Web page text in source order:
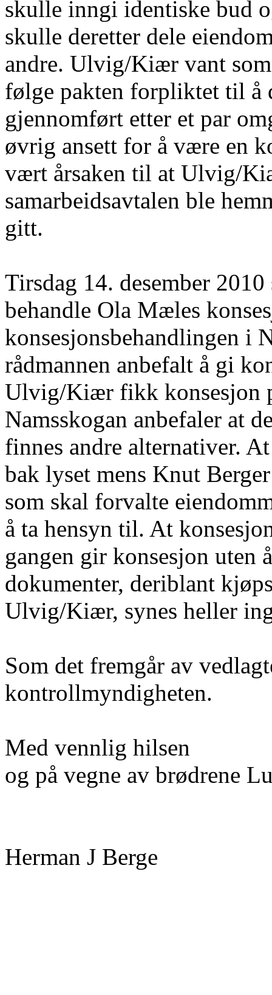
skulle inngi identiske bud
skulle deretter dele
andre. Ulvig/Kiær vant
følge pakten forpliktet til
gjennomført etter et par
øvrig ansett for å være en
vært årsaken til at Ulvig/
samarbeidsavtalen ble
gitt.
Tirsdag 14. desember
behandle Ola Mæles
konsesjonsbehandlingen i
rådmannen anbefalt å gi
Ulvig/Kiær fikk konsesjon
Namsskogan anbefaler at
finnes andre alternativer.
bak lyset mens Knut
som skal forvalte
å ta hensyn til. At
gangen gir konsesjon uten
dokumenter, deriblant
Ulvig/Kiær, synes heller
Som det fremgår av
kontrollmyndigheten.
Med vennlig hilsen
og på vegne av brødrene
Herman J Berge